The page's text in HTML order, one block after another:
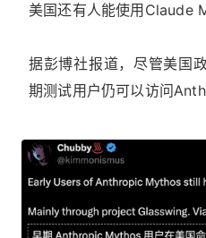
美国还有人能使用Claude
据彭博社报道，尽管美国
期测试用户仍可以访问